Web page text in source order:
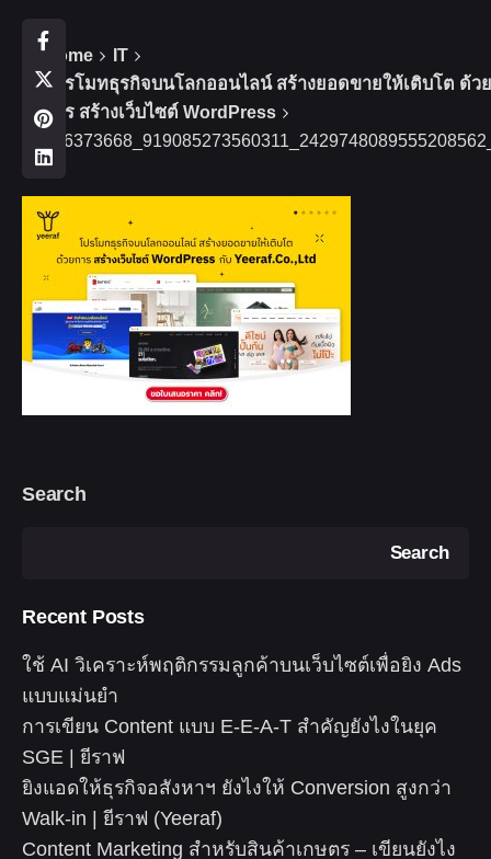
Home
IT
โปรโมทธุรกิจบนโลกออนไลน์ สร้างยอดขายให้เติบโต ด้วย
การ สร้างเว็บไซต์ WordPress
Search
Search
Recent Posts
ใช้ AI วิเคราะห์พฤติกรรมลูกค้าบนเว็บไซต์เพื่อยิง Ads
แบบแม่นยำ
การเขียน Content แบบ E-E-A-T สำคัญยังไงในยุค
SGE | ยีราฟ
ยิงแอดให้ธุรกิจอสังหาฯ ยังไงให้ Conversion สูงกว่า
Walk-in | ยีราฟ (Yeeraf)
Content Marketing สำหรับสินค้าเกษตร – เขียนยังไง